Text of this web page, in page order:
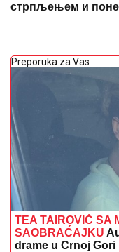
стрпљењем и
Preporuka za Vas
TEA TAIROVIĆ SA
SAOBRAĆAJKU
drame u Crnoj Gori